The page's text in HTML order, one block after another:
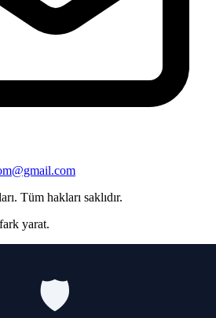
Tüm hakları saklıdır.
yarat.
🛡️